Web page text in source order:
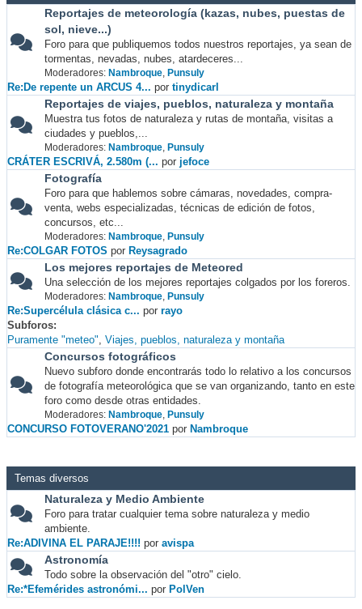
Reportajes de meteorología (kazas, nubes, puestas de
sol, nieve...)
Foro para que publiquemos todos nuestros reportajes, ya sean de
tormentas, nevadas, nubes, atardeceres...
Moderadores: Nambroque, Punsuly
Re:De repente un ARCUS 4... por tinydicarl
Reportajes de viajes, pueblos, naturaleza y montaña
Muestra tus fotos de naturaleza y rutas de montaña, visitas a
ciudades y pueblos,...
Moderadores: Nambroque, Punsuly
CRÁTER ESCRIVÁ, 2.580m (... por jefoce
Fotografía
Foro para que hablemos sobre cámaras, novedades, compra-
venta, webs especializadas, técnicas de edición de fotos,
concursos, etc...
Moderadores: Nambroque, Punsuly
Re:COLGAR FOTOS por Reysagrado
Los mejores reportajes de Meteored
Una selección de los mejores reportajes colgados por los foreros.
Moderadores: Nambroque, Punsuly
Re:Supercélula clásica c... por rayo
Subforos
Puramente "meteo" Viajes, pueblos, naturaleza y montaña
Concursos fotográficos
Nuevo subforo donde encontrarás todo lo relativo a los concursos
de fotografía meteorológica que se van organizando, tanto en este
foro como desde otras entidades.
Moderadores: Nambroque, Punsuly
CONCURSO FOTOVERANO'2021 por Nambroque
Temas diversos
Naturaleza y Medio Ambiente
Foro para tratar cualquier tema sobre naturaleza y medio
ambiente.
Re:ADIVINA EL PARAJE!!!! por avispa
Astronomía
Todo sobre la observación del "otro" cielo.
Re:*Efemérides astronómi... por PolVen